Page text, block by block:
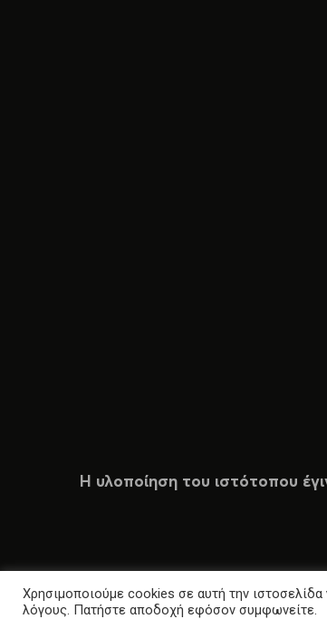
Η υλοποίηση του ιστότοπου
Χρησιμοποιούμε cookies σε αυτή την ιστοσελίδα
λόγους. Πατήστε αποδοχή εφόσον συμφωνείτε.